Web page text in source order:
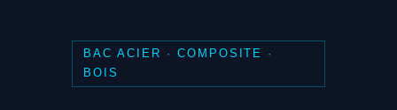
BAC ACIER · COMPOSITE ·
BOIS